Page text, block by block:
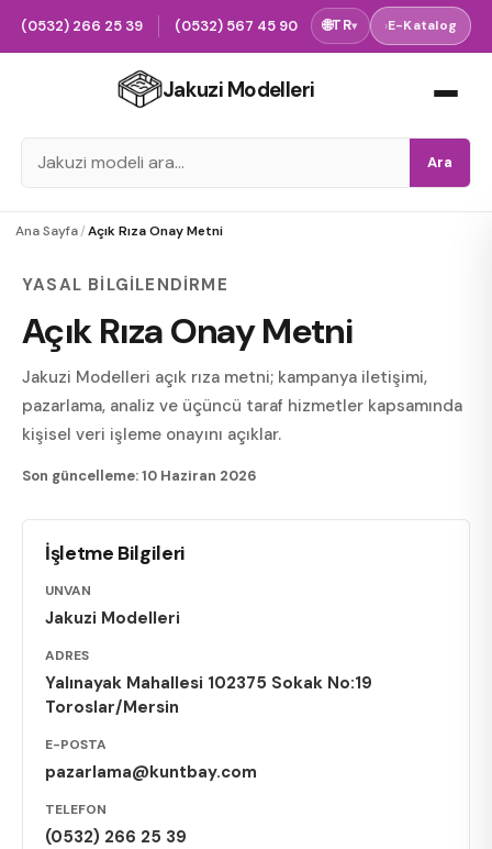
(0532) 266 25 39 (0532) 567 45 90 🌐TR▾ ›E-Katalog
Jakuzi Modelleri
Ara
Ana Sayfa/Açık Rıza Onay Metni
YASAL BILGILENDIRME
Açık Rıza Onay Metni
Jakuzi Modelleri açık rıza metni; kampanya iletişimi,
pazarlama, analiz ve üçüncü taraf hizmetler kapsamında
kişisel veri işleme onayını açıklar.
Son güncelleme:10 Haziran 2026
İşletme Bilgileri
UNVAN
Jakuzi Modelleri
ADRES
Yalınayak Mahallesi 102375 Sokak No:19
Toroslar/Mersin
E-POSTA
pazarlama@kuntbay.com
TELEFON
(0532) 266 25 39